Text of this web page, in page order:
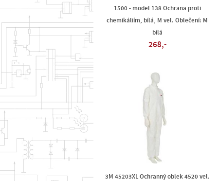
1500 - model 138 Ochrana proti
chemikáliím, bílá, M vel. Oblečení: M
bílá
268,-
3M 45203XL Ochranný oblek 4520 vel.